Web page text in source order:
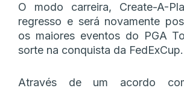
O modo carreira, Create-A-
regresso e será novamente
os maiores eventos do PGA
sorte na conquista da FedExCup.
Através de um acordo